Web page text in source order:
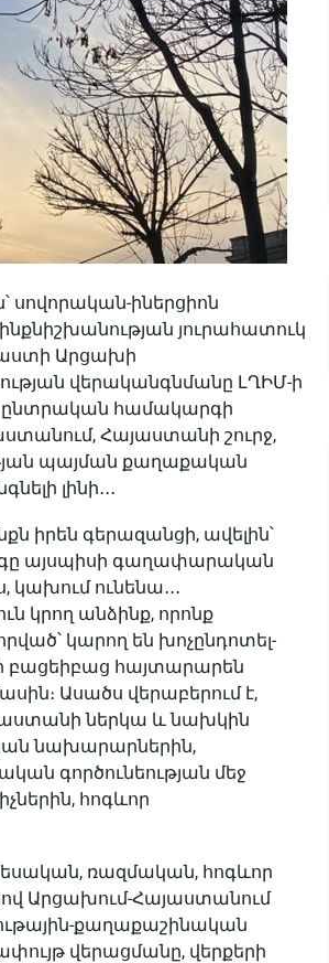
սովորական-իներցիոն
յուրահատուկ
Արցախի
վերականգնմանը ԼՂԻՄ-ի
ընտրական համակարգի
Հայաստանի շուրջ,
պայման քաղաքական
լինի․․․
իրեն գերազանցի, ավելին՝
այսպիսի գաղափարական
կախում ունենա․․․
անձինք, որոնք
կարող են խոչընդոտել-
բացեիբաց հայտարարեն
Ասածս վերաբերում է,
ներկա և նախկին
նախարարներին,
գործունեության մեջ
հոգևոր
ռազմական, հոգևոր
Արցախում-Հայաստանում
քաղաքաշինական
վերացմանը, վերքերի